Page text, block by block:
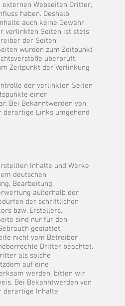
Webseiten Dritter,
haben. Deshalb
auch keine Gewähr
verlinkten Seiten ist stets
der Seiten
wurden zum Zeitpunkt
überprüft.
Zeitpunkt der Verlinkung
der verlinkten Seiten
einer
Bei Bekanntwerden von
derartige Links umgehend
Inhalte und Werke
deutschen
Bearbeitung,
außerhalb der
der schriftlichen
bzw. Erstellers.
sind nur für den
gestattet.
nicht vom Betreiber
Dritter beachtet.
als solche
auf eine
werden, bitten wir
Bei Bekanntwerden von
derartige Inhalte